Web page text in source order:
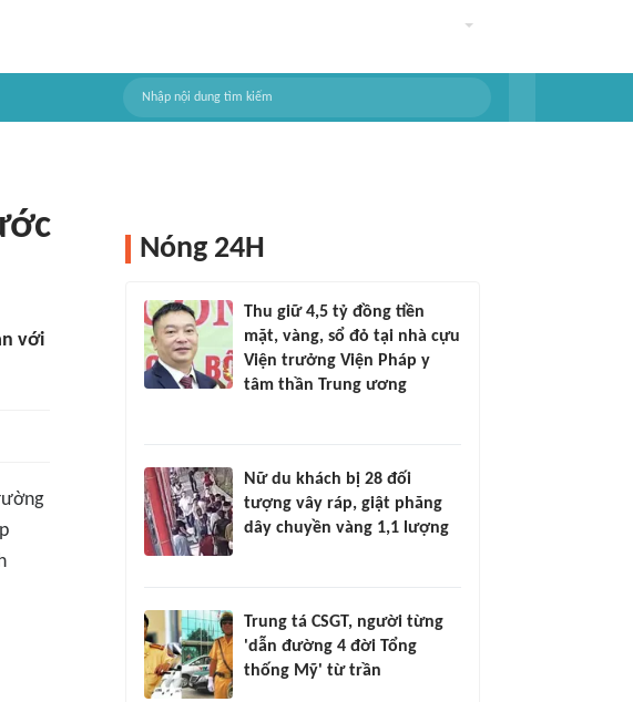
với
Nóng 24H
Thu giữ 4,5 tỷ đồng tiền
mặt, vàng, sổ đỏ tại nhà cựu
Viện trưởng Viện Pháp y
tâm thần Trung ương
Nữ du khách bị 28 đối
tượng vây ráp, giật phăng
dây chuyền vàng 1,1 lượng
Trung tá CSGT, người từng
'dẫn đường 4 đời Tổng
thống Mỹ' từ trần